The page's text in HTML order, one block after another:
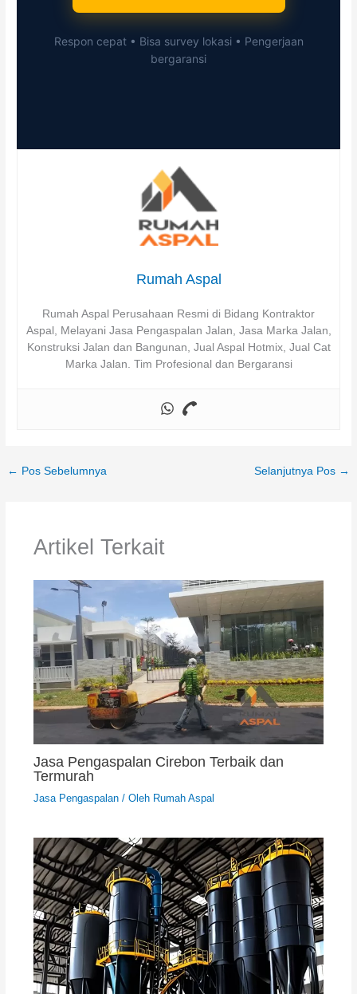
Respon cepat • Bisa survey lokasi • Pengerjaan
bergaransi
Rumah Aspal
Rumah Aspal Perusahaan Resmi di Bidang Kontraktor
Aspal, Melayani Jasa Pengaspalan Jalan, Jasa Marka Jalan,
Konstruksi Jalan dan Bangunan, Jual Aspal Hotmix, Jual Cat
Marka Jalan. Tim Profesional dan Bergaransi
← Pos Sebelumnya Selanjutnya Pos →
Artikel Terkait
Jasa Pengaspalan Cirebon Terbaik dan
Termurah
Jasa Pengaspalan/ Oleh Rumah Aspal